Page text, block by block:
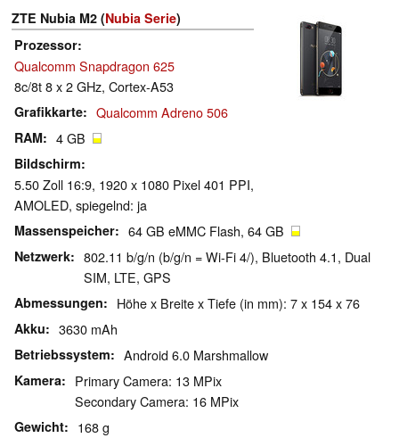
ZTE Nubia M2 (Nubia Serie)
Prozessor
Qualcomm Snapdragon 625
8c/8t 8 x 2 GHz, Cortex-A53
Grafikkarte Qualcomm Adreno 506
RAM 4 GB
Bildschirm
5.50 Zoll 16:9, 1920 x 1080 Pixel 401 PPI,
AMOLED, spiegelnd: ja
Massenspeicher 64 GB eMMC Flash, 64 GB
Netzwerk
802.11 b/g/n (b/g/n = Wi-Fi 4/), Bluetooth 4.1, Dual
SIM, LTE, GPS
Abmessungen Höhe x Breite x Tiefe (in mm): 7 x 154 x 76
Akku 3630 mAh
Betriebssystem Android 6.0 Marshmallow
Kamera
Primary Camera: 13 MPix
Secondary Camera: 16 MPix
Gewicht 168 g